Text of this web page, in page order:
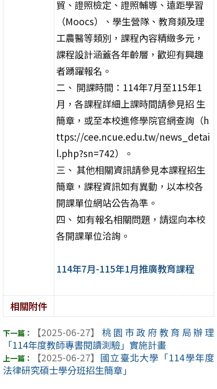
貿、證照檢定、證照輔導、遠距學習
（Moocs）、學生營隊、教育類及理
工農醫等類別，課程內容精緻多元，
課程設計涵蓋各年齡層，歡迎有興趣
者踴躍報名。
二、 開課時間：114年7月至115年1
月，各課程詳細上課時間請參見招 生
簡章，或至本校進修學院官網查詢（h
ttps://cee.ncue.edu.tw/news_detai
l.php?sn=742）。
三、 其他相關資訊請參見本課程招生
簡章，課程資訊如有異動，以本校各
開課單位網站公告為準。
四、 如有報名相關問題，請逕向本校
各開課單位洽詢。
114年7月-115年1月推廣教育課程
相關附件
【2025-06-27】
桃園市政府教育局辦理
「114年度教師專書閱讀測驗」實施計畫
【2025-06-27】 國立臺北大學「114學年度
法律研究碩士學分班招生簡章」